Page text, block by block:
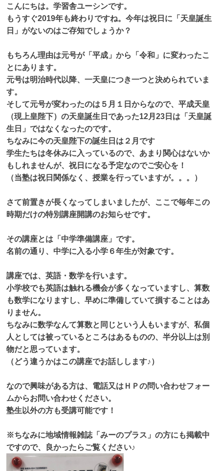
お知らせ
こんにちは。学習舎ユーシンです。
もうすぐ2019年も終わりですね。今年は祝日に「天皇誕生
日」がないのはご存知でしょうか？
もちろん理由は元号が「平成」から「令和」に変わったこ
とにあります。
元号は明治時代以降、一天皇につき一つと決められていま
す。
そして元号が変わったのは５月１日からなので、平成天皇
（現上皇陛下）の天皇誕生日であった12月23日は「天皇誕
生日」ではなくなったのです。
ちなみに今の天皇陛下の誕生日は２月です
学生たちは冬休みに入っているので、あまり関心はないか
もしれませんが、祝日になる予定なのでご安心を！
（当塾は祝日関係なく、授業を行っていますが。。。）
さて前置きが長くなってしまいましたが、ここで毎年この
時期だけの特別講座開講のお知らせです。
その講座とは「中学準備講座」です。
名前の通り、中学に入る小学６年生が対象です。
講座では、英語・数学を行います。
小学校でも英語は触れる機会が多くなっていますし、算数
も数学になりますし、早めに準備していて損することはあ
りません。
ちなみに数学なんて算数と同じという人もいますが、私個
人としては被っているところはあるものの、半分以上は別
物だと思っています。
（どう違うかはこの講座でお話しします♪）
なので興味がある方は、電話又はＨＰの問い合わせフォー
ムからお問い合わせください。
塾生以外の方も受講可能です！
※ちなみに地域情報雑誌「みーのプラス」の方にも掲載中
ですので、良かったらご覧ください♪